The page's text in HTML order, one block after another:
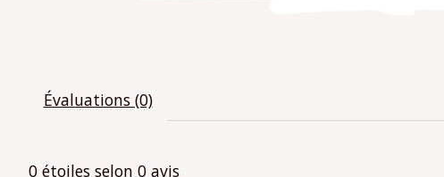
Évaluations (0)
0 étoiles selon 0 avis